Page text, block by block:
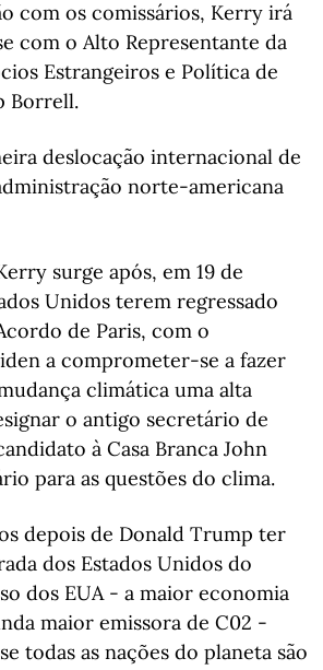
com os comissários, Kerry irá
com o Alto Representante da
Estrangeiros e Política de
Borrell.
deslocação internacional de
norte-americana
surge após, em 19 de
Unidos terem regressado
de Paris, com o
a comprometer-se a fazer
climática uma alta
o antigo secretário de
à Casa Branca John
para as questões do clima.
depois de Donald Trump ter
dos Estados Unidos do
dos EUA - a maior economia
maior emissora de C02 -
todas as nações do planeta são